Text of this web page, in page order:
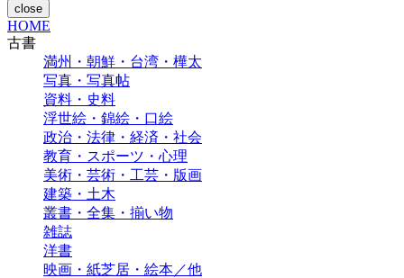
close
HOME
古書
満州・朝鮮・台湾・樺太
写真・写真帖
資料・史料
浮世絵・錦絵・口絵
政治・法律・経済・社会
教育・スポーツ・心理
美術・芸術・工芸・版画
建築・土木
叢書・全集・揃い物
雑誌
洋書
映画・紙芝居・絵本／他